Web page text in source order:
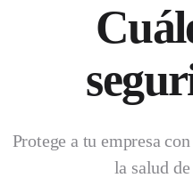
SOLUCIONES
Línea Pro
Industrial
Protege a tu empresa
la salud